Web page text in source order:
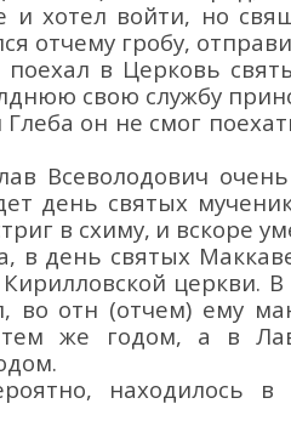
и хотел войти, но
отчему гробу,
поехал в Церковь
днюю свою службу
он не смог
Всеволодович
день святых
в схиму, и вскоре
в день святых
Кирилловской церкви. В
, во отн (отчем) ему
же годом, а в
.
находилось в